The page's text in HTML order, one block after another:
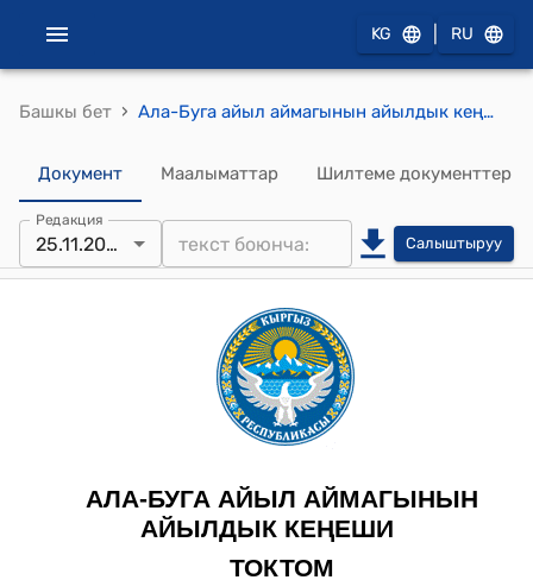
KG RU
Башкы бет › Ала-Буга айыл аймагынын айылдык кеңешинин 2025-жылдын 25-ноябрындагы "Долбоордук ѳтүнмѳнү бекитүү жѳнүндѳ Ала-Буга айыл аймагынын айылдык кеңеши айыл аймагында инфратүзүмдүк деңгелди жогорулатуу жана жергиликтүү маанидеги масалелерди чечүүнү жакшыртуу максатында." ;№14/7 токтому
Документ Маалыматтар Шилтеме документтер
Редакция
25.11.2025 Салыштыруу